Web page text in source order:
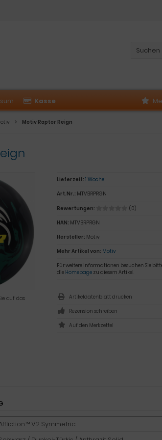
Kasse
Motiv Raptor Reign
auf das
Lieferzeit: 1 Woche
Art.Nr.: MTVBRPRGN
Bewertungen:
(0)
HAN: MTVBRPRGN
Hersteller: Motiv
Mehr Artikel von: Motiv
Für weitere Informationen besuchen Sie
die Homepagezu diesem Artikel.
Artikeldatenblatt drucken
Rezension schreiben
V2 Symmetric